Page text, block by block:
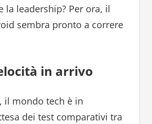
la leadership? Per ora, il
sembra pronto a correre
in arrivo
il mondo tech è in
dei test comparativi tra